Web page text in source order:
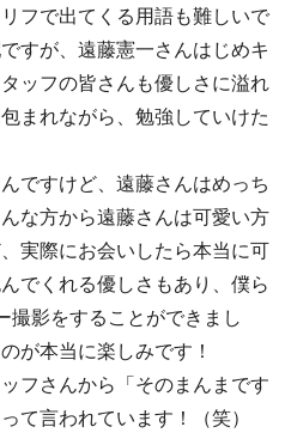
フで出てくる用語も難しいで
すが、遠藤憲一さんはじめキ
ッフの皆さんも優しさに溢れ
まれながら、勉強していけた
ですけど、遠藤さんはめっち
な方から遠藤さんは可愛い方
実際にお会いしたら本当に可
でくれる優しさもあり、僕ら
撮影をすることができまし
が本当に楽しみです！
フさんから「そのまんまです
て言われています！（笑）